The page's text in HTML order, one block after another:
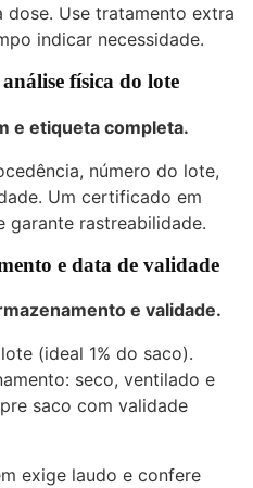
Use tratamento extra
indicar necessidade.
física do lote
e etiqueta completa.
número do lote,
Um certificado em
garante rastreabilidade.
e data de validade
e validade.
(ideal 1% do saco).
seco, ventilado e
saco com validade
exige laudo e confere